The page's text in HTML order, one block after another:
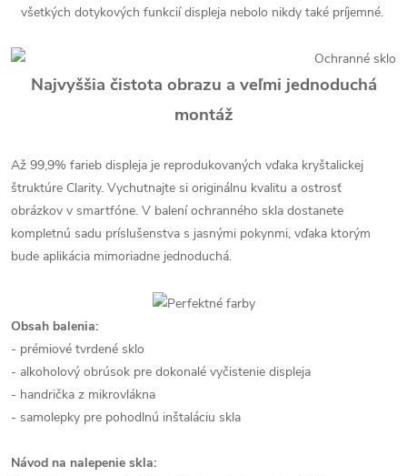
všetkých dotykových funkcií displeja nebolo nikdy také príjemné.
Najvyššia čistota obrazu a veľmi jednoduchá
montáž
Až 99,9% farieb displeja je reprodukovaných vďaka kryštalickej
štruktúre Clarity. Vychutnajte si originálnu kvalitu a ostrosť
obrázkov v smartfóne. V balení ochranného skla dostanete
kompletnú sadu príslušenstva s jasnými pokynmi, vďaka ktorým
bude aplikácia mimoriadne jednoduchá.
Obsah balenia:
- prémiové tvrdené sklo
- alkoholový obrúsok pre dokonalé vyčistenie displeja
- handrička z mikrovlákna
- samolepky pre pohodlnú inštaláciu skla
Návod na nalepenie skla: